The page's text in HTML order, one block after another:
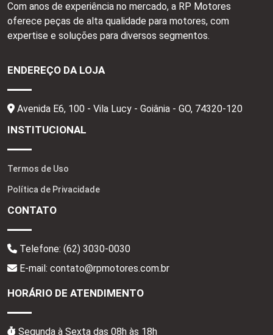
Com anos de experiência no mercado, a RP Motores
oferece peças de alta qualidade para motores, com
expertise e soluções para diversos segmentos.
ENDEREÇO DA LOJA
Avenida E6, 100 - Vila Lucy - Goiânia - GO, 74320-120
INSTITUCIONAL
Termos de Uso
Política de Privacidade
CONTATO
Telefone: (62) 3030-0030
E-mail: contato@rpmotores.com.br
HORÁRIO DE ATENDIMENTO
Segunda à Sexta das 08h às 18h